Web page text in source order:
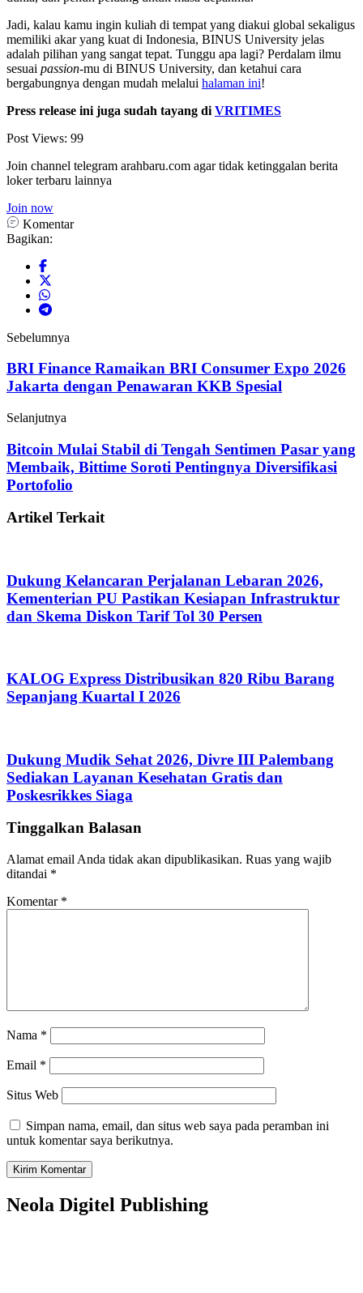
Jadi, kalau kamu ingin kuliah di tempat yang diakui global sekaligus
memiliki akar yang kuat di Indonesia, BINUS University jelas
adalah pilihan yang sangat tepat. Tunggu apa lagi? Perdalam ilmu
sesuai passion-mu di BINUS University, dan ketahui cara
bergabungnya dengan mudah melalui halaman ini!
Press release ini juga sudah tayang di VRITIMES
Post Views: 99
Join channel telegram arahbaru.com agar tidak ketinggalan berita
loker terbaru lainnya
Join now
Komentar
Bagikan:
Sebelumnya
BRI Finance Ramaikan BRI Consumer Expo 2026
Jakarta dengan Penawaran KKB Spesial
Selanjutnya
Bitcoin Mulai Stabil di Tengah Sentimen Pasar yang
Membaik, Bittime Soroti Pentingnya Diversifikasi
Portofolio
Artikel Terkait
Dukung Kelancaran Perjalanan Lebaran 2026,
Kementerian PU Pastikan Kesiapan Infrastruktur
dan Skema Diskon Tarif Tol 30 Persen
KALOG Express Distribusikan 820 Ribu Barang
Sepanjang Kuartal I 2026
Dukung Mudik Sehat 2026, Divre III Palembang
Sediakan Layanan Kesehatan Gratis dan
Poskesrikkes Siaga
Tinggalkan Balasan
Alamat email Anda tidak akan dipublikasikan. Ruas yang wajib
ditandai *
Komentar *
Nama *
Email *
Situs Web
Simpan nama, email, dan situs web saya pada peramban ini
untuk komentar saya berikutnya.
Neola Digitel Publishing